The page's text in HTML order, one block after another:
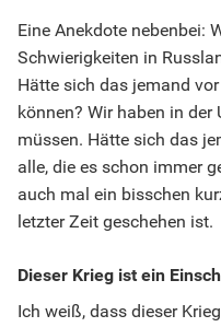
Eine Anekdote nebenbei:
Schwierigkeiten in
Hätte sich das jemand
können? Wir haben in der
müssen. Hätte sich das
alle, die es schon immer
auch mal ein bisschen
letzter Zeit geschehen ist.
Dieser Krieg ist ein
Ich weiß, dass dieser